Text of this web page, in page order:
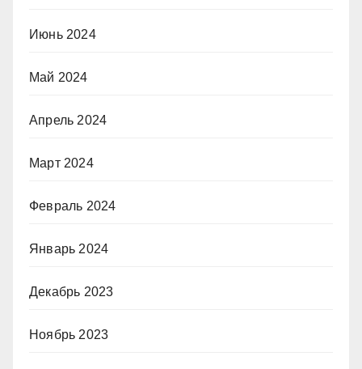
Июнь 2024
Май 2024
Апрель 2024
Март 2024
Февраль 2024
Январь 2024
Декабрь 2023
Ноябрь 2023